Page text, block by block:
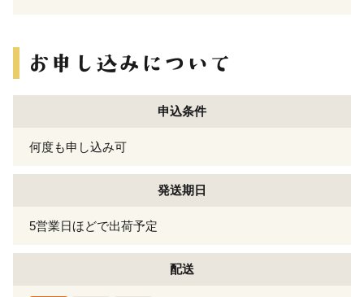
申込条件
何度も申し込み可
発送期日
5営業日ほどで出荷予定
配送